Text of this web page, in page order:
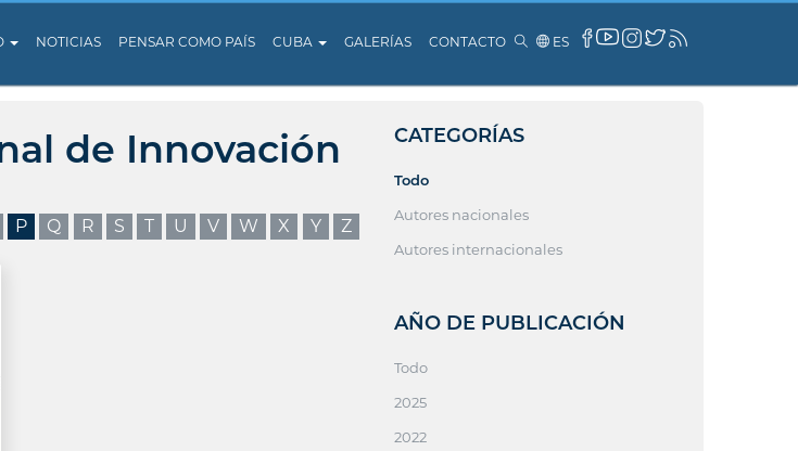
NOTICIAS PENSAR COMO PAÍS CUBA GALERÍAS CONTACTO ES
de Innovación
P Q R S T U V W X Y Z
CATEGORÍAS
Todo
Autores nacionales
Autores internacionales
AÑO DE PUBLICACIÓN
Todo
2025
2022